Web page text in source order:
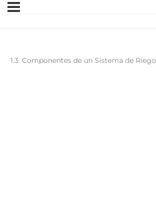
1.3. Componentes de un Sistema de Riego